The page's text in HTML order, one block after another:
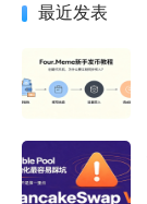
最近发表